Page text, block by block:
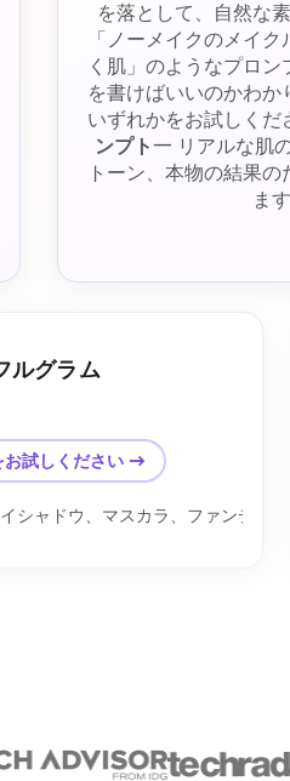
を落として、自然な
「ノーメイクのメイ
く肌」のようなプロ
を書けばいいのかわ
いずれかをお試しくだ
ンプト — リアルな肌
トーン、本物の結果
ます
ルグラム
お試しください →
シャドウ、マスカラ、ファンデ